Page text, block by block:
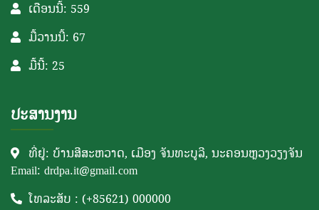
ເດືອນນີ້: 559
ມື້ວານນີ້: 67
ມື້ນີ້: 25
ປະສານງານ
ທີ່ຢູ່: ບ້ານສີສະຫວາດ, ເມືອງ ຈັນທະບູລີ, ນະຄອນຫຼວງວຽງຈັນ
Email: drdpa.it@gmail.com
ໂທລະສັບ : (+85621) 000000